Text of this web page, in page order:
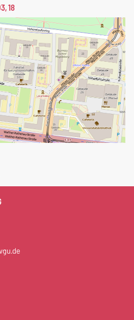
18